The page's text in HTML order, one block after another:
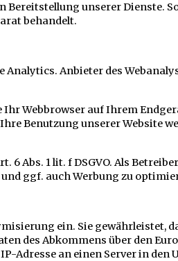
unserer Dienste.
behandelt.
Anbieter des
Webbrowser auf Ihrem
Benutzung unserer Website
Abs. 1 lit. f DSGVO. Als
ggf. auch Werbung zu
ein. Sie gewährleistet,
des Abkommens über den
Adresse an einen Server in